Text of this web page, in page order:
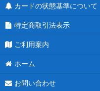
カードの状態基準について
特定商取引法表示
ご利用案内
ホーム
お問い合わせ